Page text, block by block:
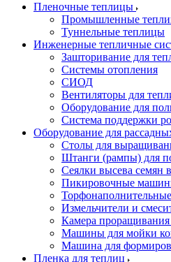
Пленочные теплицы
Промышленные
Туннельные теплицы
Инженерные тепличные
Зашторивание для
Системы отопления
СИОД
Вентиляторы для
Оборудование для
Система поддержки
Оборудование для
Столы для
Штанги (рампы) для
Сеялки высева семян
Пикировочные
Измельчители и
Камера проращивания
Машины для мойки
Машина для
Пленка для теплиц